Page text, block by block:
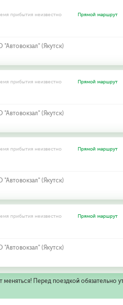
прибытия неизвестно Прямой маршрут
"Автовокзал" (Якутск)
прибытия неизвестно Прямой маршрут
"Автовокзал" (Якутск)
прибытия неизвестно Прямой маршрут
"Автовокзал" (Якутск)
прибытия неизвестно Прямой маршрут
"Автовокзал" (Якутск)
Перед поездкой обязательно